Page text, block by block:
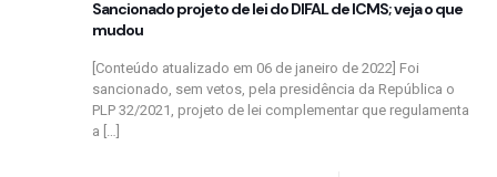
Sancionado projeto de lei do DIFAL de ICMS; veja o que
mudou
[Conteúdo atualizado em 06 de janeiro de 2022] Foi
sancionado, sem vetos, pela presidência da República o
PLP 32/2021, projeto de lei complementar que regulamenta
a […]